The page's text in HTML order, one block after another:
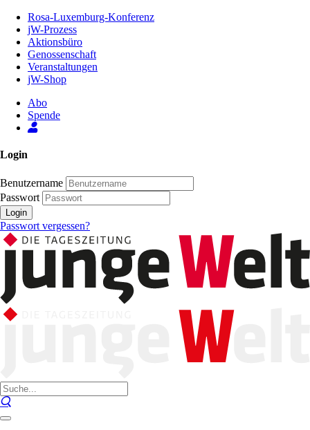
Inhalt
Seite
Rosa-Luxemburg-Konferenz
jW-Prozess
Aktionsbüro
Genossenschaft
Veranstaltungen
jW-Shop
Abo
Spende
Login
Benutzername
Passwort
Login
Passwort vergessen?